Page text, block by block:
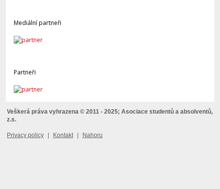
Mediální partneři
Partneři
Veškerá práva vyhrazena © 2011 - 2025; Asociace studentů a absolventů,
z.s.
Privacy policy | Kontakt | Nahoru